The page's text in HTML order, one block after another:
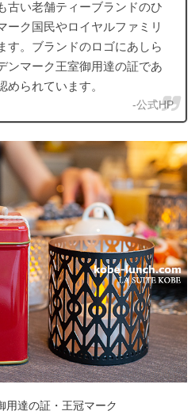
古い老舗ティーブランドのひ
ーク国民やロイヤルファミリ
す。ブランドのロゴにあしら
ンマーク王室御用達の証であ
められています。
-公式HP
用達の証・王冠マーク